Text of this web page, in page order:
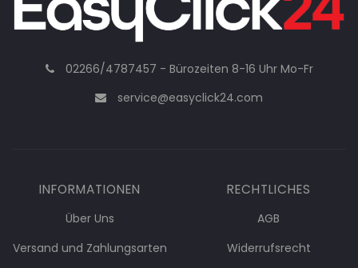
02266/4787457 - Bürozeiten 8-16 Uhr Mo-Fr
service@easyclick24.com
INFORMATIONEN
Über Uns
Versand und Zahlungsarten
RECHTLICHES
AGB
Widerrufsrecht